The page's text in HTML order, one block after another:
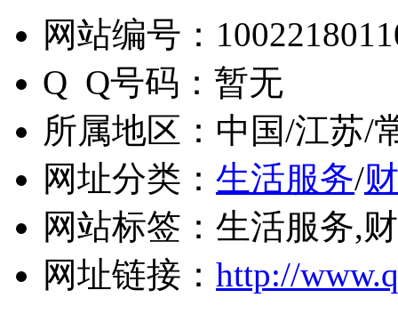
网站编号：
Q Q号码： 暂无
所属地区： 中国/江苏/
网址分类： 生活服务/
网站标签： 生活服务,
网址链接： http://